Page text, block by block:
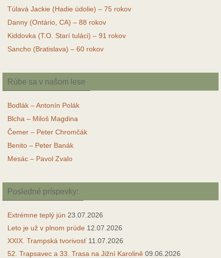
Túlavá Jackie (Hadie údolie) – 75 rokov
Danny (Ontário, CA) – 88 rokov
Kiddovka (T.O. Starí tuláci) – 91 rokov
Sancho (Bratislava) – 60 rokov
Rúbe sa v našom lese
Bodlák – Antonín Polák
Blcha – Miloš Magdina
Čemer – Peter Chromčák
Benito – Peter Banák
Mesác – Pavol Zvalo
Posledné príspevky:
Extrémne teplý jún 23.07.2026
Leto je už v plnom prúde 12.07.2026
XXIX. Trampská tvorivosť 11.07.2026
52. Trapsavec a 33. Trasa na Jižní Karolině 09.06.2026